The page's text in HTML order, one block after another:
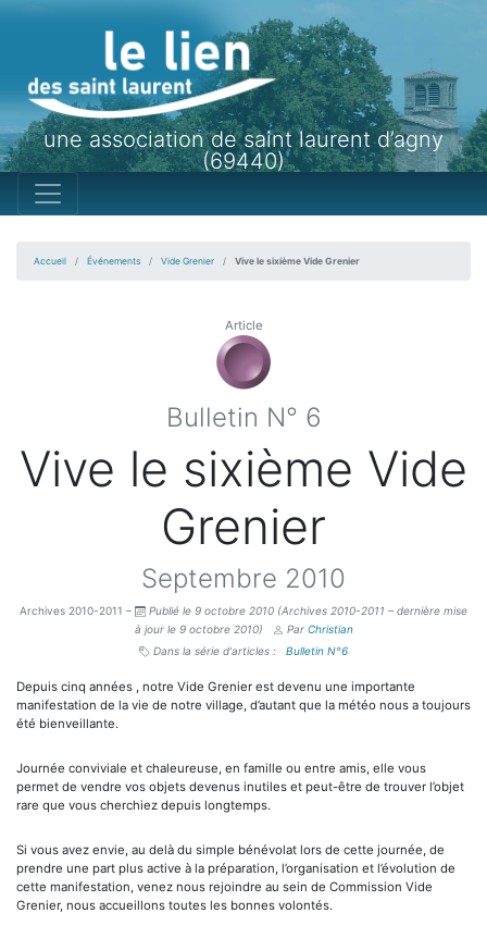
une association de saint laurent d’agny
(69440)
Accueil Événements Vide Grenier Vive le sixième Vide Grenier
Article
Bulletin N° 6
Vive le sixième Vide
Grenier
Septembre 2010
Archives 2010-2011 – Publié le 9 octobre 2010 (Archives 2010-2011 – dernière mise
à jour le 9 octobre 2010)
Par Christian
Dans la série d'articles :
Bulletin N°6
Depuis cinq années , notre Vide Grenier est devenu une importante
manifestation de la vie de notre village, d’autant que la météo nous a toujours
été bienveillante.
Journée conviviale et chaleureuse, en famille ou entre amis, elle vous
permet de vendre vos objets devenus inutiles et peut-être de trouver l’objet
rare que vous cherchiez depuis longtemps.
Si vous avez envie, au delà du simple bénévolat lors de cette journée, de
prendre une part plus active à la préparation, l’organisation et l’évolution de
cette manifestation, venez nous rejoindre au sein de Commission Vide
Grenier, nous accueillons toutes les bonnes volontés.